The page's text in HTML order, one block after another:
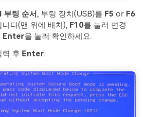
부팅 순서, 부팅 장치(USB)를 F5 or F6
다(맨 위에 배치), F10를 눌러 변경
Enter을 눌러 확인하세요.
력 후 Enter.